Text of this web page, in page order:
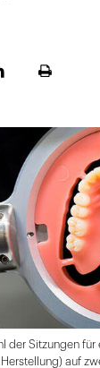
Seite
der Sitzungen
auf